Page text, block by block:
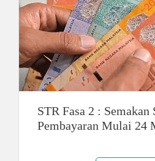
STR Fasa 2 : Semakan
Pembayaran Mulai 24